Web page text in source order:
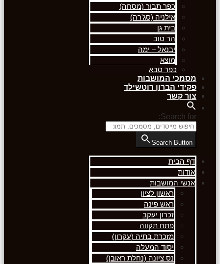
כפר תבור (מסחה)
אילניה (סג'רה)
בית גן
הר טוב
יבנאל – ימה
מוצא
כפר סבא
מסמכי המושבות
פקידי הברון רוטשילד
צור קשר
Search for:
Search Button
דף הבית
אודות
אנשי המושבות
ראשון לציון
ראש פינה
זכרון יעקב
פתח תקווה
מזכרת בתיה (עקרון)
יסוד המעלה
נס ציונה (נחלת ראובן)